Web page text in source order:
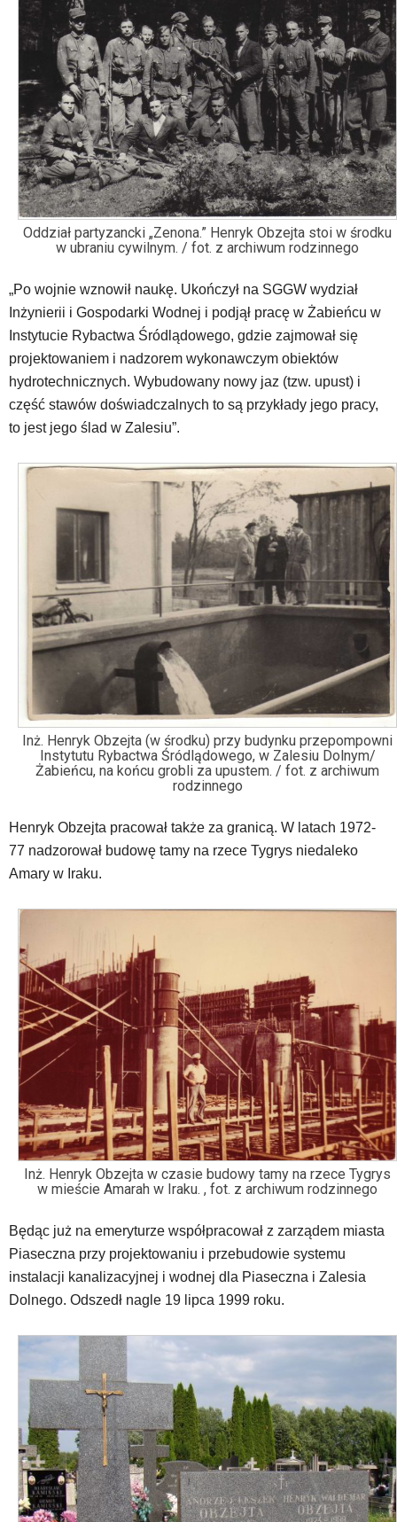
Oddział partyzancki „Zenona.” Henryk Obzejta stoi w środku
w ubraniu cywilnym. / fot. z archiwum rodzinnego
„Po wojnie wznowił naukę. Ukończył na SGGW wydział
Inżynierii i Gospodarki Wodnej i podjął pracę w Żabieńcu w
Instytucie Rybactwa Śródlądowego, gdzie zajmował się
projektowaniem i nadzorem wykonawczym obiektów
hydrotechnicznych. Wybudowany nowy jaz (tzw. upust) i
część stawów doświadczalnych to są przykłady jego pracy,
to jest jego ślad w Zalesiu”.
Inż. Henryk Obzejta (w środku) przy budynku przepompowni
Instytutu Rybactwa Śródlądowego, w Zalesiu Dolnym/
Żabieńcu, na końcu grobli za upustem. / fot. z archiwum
rodzinnego
Henryk Obzejta pracował także za granicą. W latach 1972-
77 nadzorował budowę tamy na rzece Tygrys niedaleko
Amary w Iraku.
Inż. Henryk Obzejta w czasie budowy tamy na rzece Tygrys
w mieście Amarah w Iraku. , fot. z archiwum rodzinnego
Będąc już na emeryturze współpracował z zarządem miasta
Piaseczna przy projektowaniu i przebudowie systemu
instalacji kanalizacyjnej i wodnej dla Piaseczna i Zalesia
Dolnego. Odszedł nagle 19 lipca 1999 roku.